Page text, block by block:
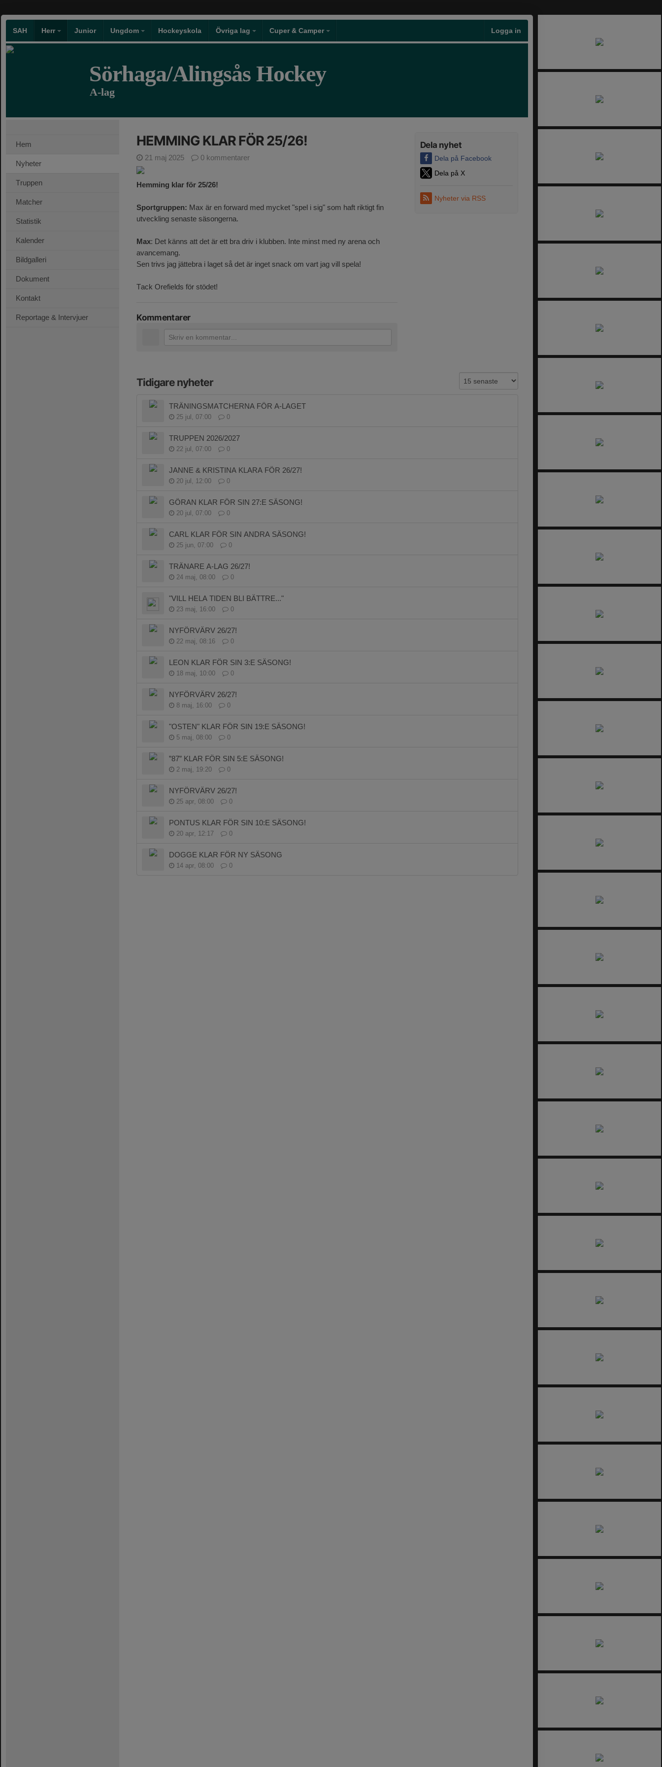
SAH Herr Junior Ungdom Hockeyskola Övriga lag Cuper & Camper Logga in
Sörhaga/Alingsås Hockey
A-lag
Hem
Nyheter
Truppen
Matcher
Statistik
Kalender
Bildgalleri
Dokument
Kontakt
Reportage & Intervjuer
Dela nyhet
Dela på Facebook
Dela på X
Nyheter via RSS
HEMMING KLAR FÖR 25/26!
21 maj 2025 0 kommentarer
Hemming klar för 25/26!
Sportgruppen: Max är en forward med mycket "spel i sig" som haft riktigt fin
utveckling senaste säsongerna.
Max: Det känns att det är ett bra driv i klubben. Inte minst med ny arena och
avancemang.
Sen trivs jag jättebra i laget så det är inget snack om vart jag vill spela!
Tack Orefields för stödet!
Kommentarer
Tidigare nyheter
TRÄNINGSMATCHERNA FÖR A-LAGET
25 jul, 07:00 0
TRUPPEN 2026/2027
22 jul, 07:00 0
JANNE & KRISTINA KLARA FÖR 26/27!
20 jul, 12:00 0
GÖRAN KLAR FÖR SIN 27:E SÄSONG!
20 jul, 07:00 0
CARL KLAR FÖR SIN ANDRA SÄSONG!
25 jun, 07:00 0
TRÄNARE A-LAG 26/27!
24 maj, 08:00 0
"VILL HELA TIDEN BLI BÄTTRE..."
23 maj, 16:00 0
NYFÖRVÄRV 26/27!
22 maj, 08:16 0
LEON KLAR FÖR SIN 3:E SÄSONG!
18 maj, 10:00 0
NYFÖRVÄRV 26/27!
8 maj, 16:00 0
"OSTEN" KLAR FÖR SIN 19:E SÄSONG!
5 maj, 08:00 0
”87” KLAR FÖR SIN 5:E SÄSONG!
2 maj, 19:20 0
NYFÖRVÄRV 26/27!
25 apr, 08:00 0
PONTUS KLAR FÖR SIN 10:E SÄSONG!
20 apr, 12:17 0
DOGGE KLAR FÖR NY SÄSONG
14 apr, 08:00 0